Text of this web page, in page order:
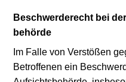
Beschwerde­recht bei
behörde
Im Falle von Verstößen
Betroffenen ein